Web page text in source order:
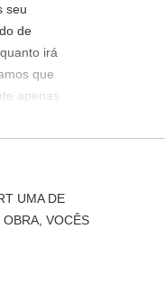
seu
de
irá
que
apenas
para
UMA DE
VOCÊS